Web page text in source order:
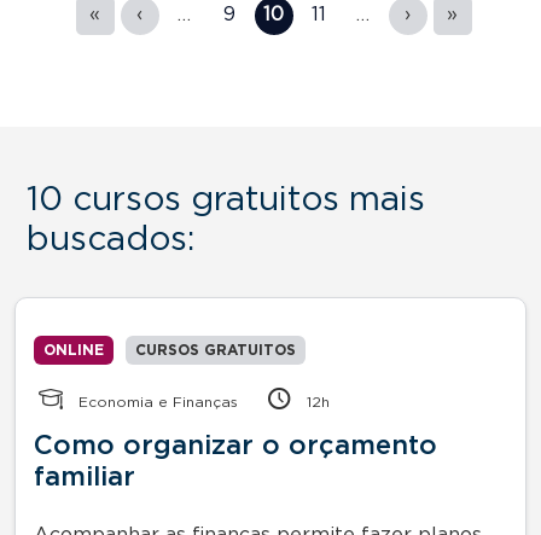
« ‹ … 9 10 11 … › »
10 cursos gratuitos mais
buscados:
ONLINE CURSOS GRATUITOS
Economia e Finanças 12h
Como organizar o orçamento
familiar